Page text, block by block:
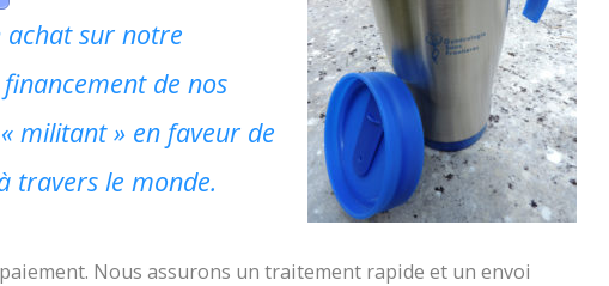
achat sur notre
de nos
militant » en faveur de
travers le monde.
Nous assurons un traitement rapide et un envoi